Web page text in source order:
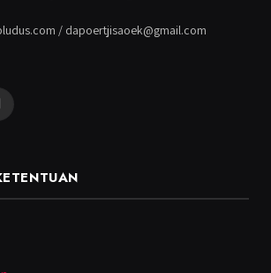
/ dapoertjisaoek@gmail.com